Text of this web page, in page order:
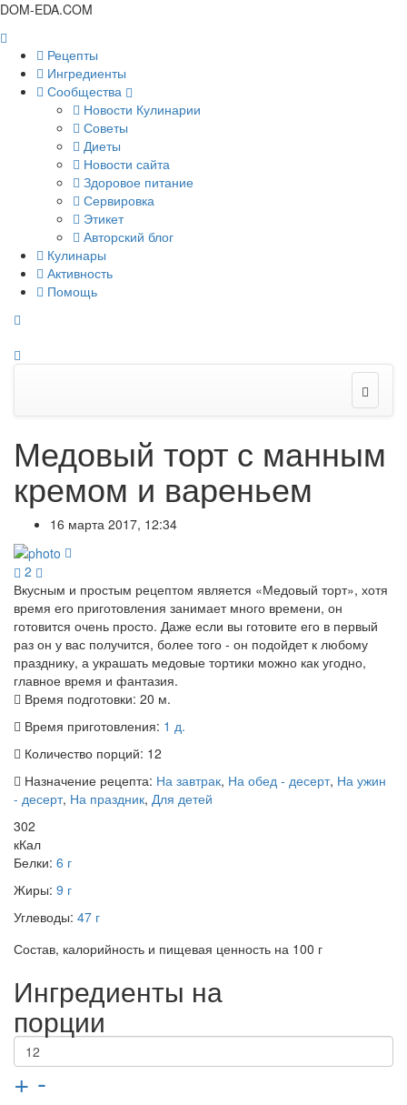
DOM-EDA.COM
Рецепты
Ингредиенты
Сообщества
Новости Кулинарии
Советы
Диеты
Новости сайта
Здоровое питание
Сервировка
Этикет
Авторский блог
Кулинары
Активность
Помощь
Медовый торт с манным
кремом и вареньем
16 марта 2017, 12:34
2
Вкусным и простым рецептом является «Медовый торт», хотя
время его приготовления занимает много времени, он
готовится очень просто. Даже если вы готовите его в первый
раз он у вас получится, более того - он подойдет к любому
празднику, а украшать медовые тортики можно как угодно,
главное время и фантазия.
Время подготовки: 20 м.
Время приготовления: 1 д.
Количество порций: 12
Назначение рецепта: На завтрак, На обед - десерт, На ужин
- десерт, На праздник, Для детей
302
кКал
Белки: 6 г
Жиры: 9 г
Углеводы: 47 г
Состав, калорийность и пищевая ценность на 100 г
Ингредиенты на
порции
+ -